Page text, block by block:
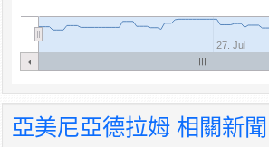
27. Jul
亞美尼亞德拉姆 相關新聞